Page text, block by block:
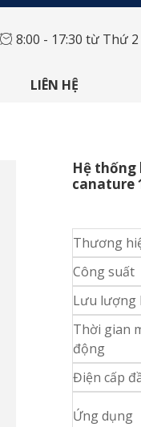
8:00 - 17:30 từ Thứ
LIÊN HỆ
Hệ
canature
Thương
Công suất
Lưu lượng
Thời gian
động
Điện cấp
Ứng dụng